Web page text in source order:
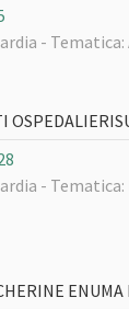
-
-